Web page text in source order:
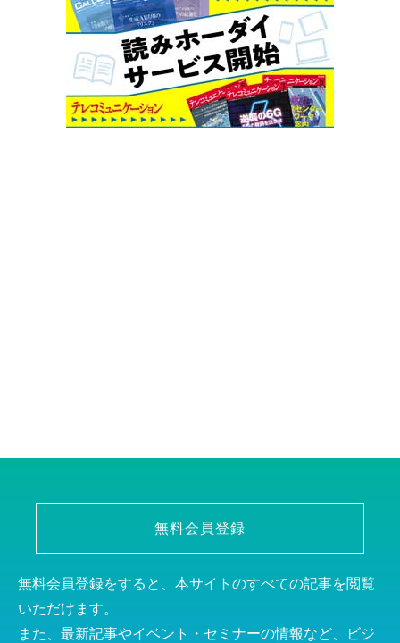
無料会員登録
無料会員登録をすると、本サイトのすべての記事を閲覧
いただけます。
また、最新記事やイベント・セミナーの情報など、ビジ